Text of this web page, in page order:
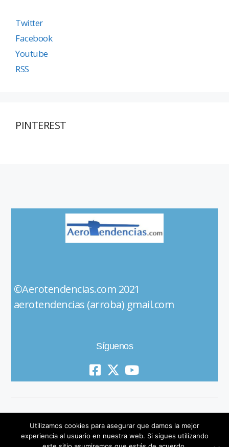
Twitter
Facebook
Youtube
RSS
PINTEREST
©Aerotendencias.com 2021
aerotendencias (arroba) gmail.com
Síguenos
Utilizamos cookies para asegurar que damos la mejor
experiencia al usuario en nuestra web. Si sigues utilizando